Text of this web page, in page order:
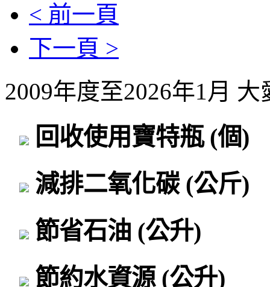
< 前一頁
下一頁 >
2009年度至2026年1月
回收使用寶特瓶 (個)
減排二氧化碳 (公斤)
節省石油 (公升)
節約水資源 (公升)